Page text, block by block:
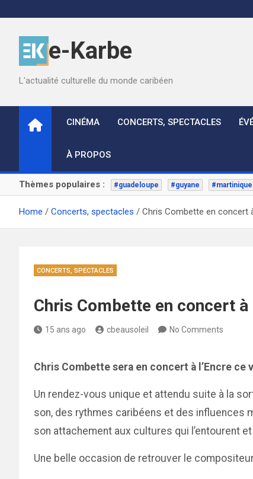
to
content
e-Karbe
L'actualité culturelle du monde caribéen
CINÉMA CONCERTS, SPECTACLES
À PROPOS
Thèmes populaires : #guadeloupe #guyane #martinique
Home Concerts, spectacles Chris Combette en concert
CONCERTS, SPECTACLES
Chris Combette en concert
15 ans ago cbeausoleil No Comments
Chris Combette sera en concert à l’Encre
Un rendez-vous unique et attendu suite à la
son, des rythmes caribéens et des influences
son attachement aux cultures qui l’entourent
Une belle occasion de retrouver le